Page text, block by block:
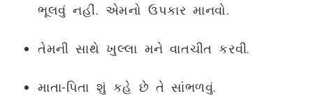
ભૂલવું નહીં. એમનો ઉપકાર માનવો.
તેમની સાથે ખુલ્લા મને વાતચીત કરવી.
માતા-પિતા શું કહે છે તે સાંભળવું.